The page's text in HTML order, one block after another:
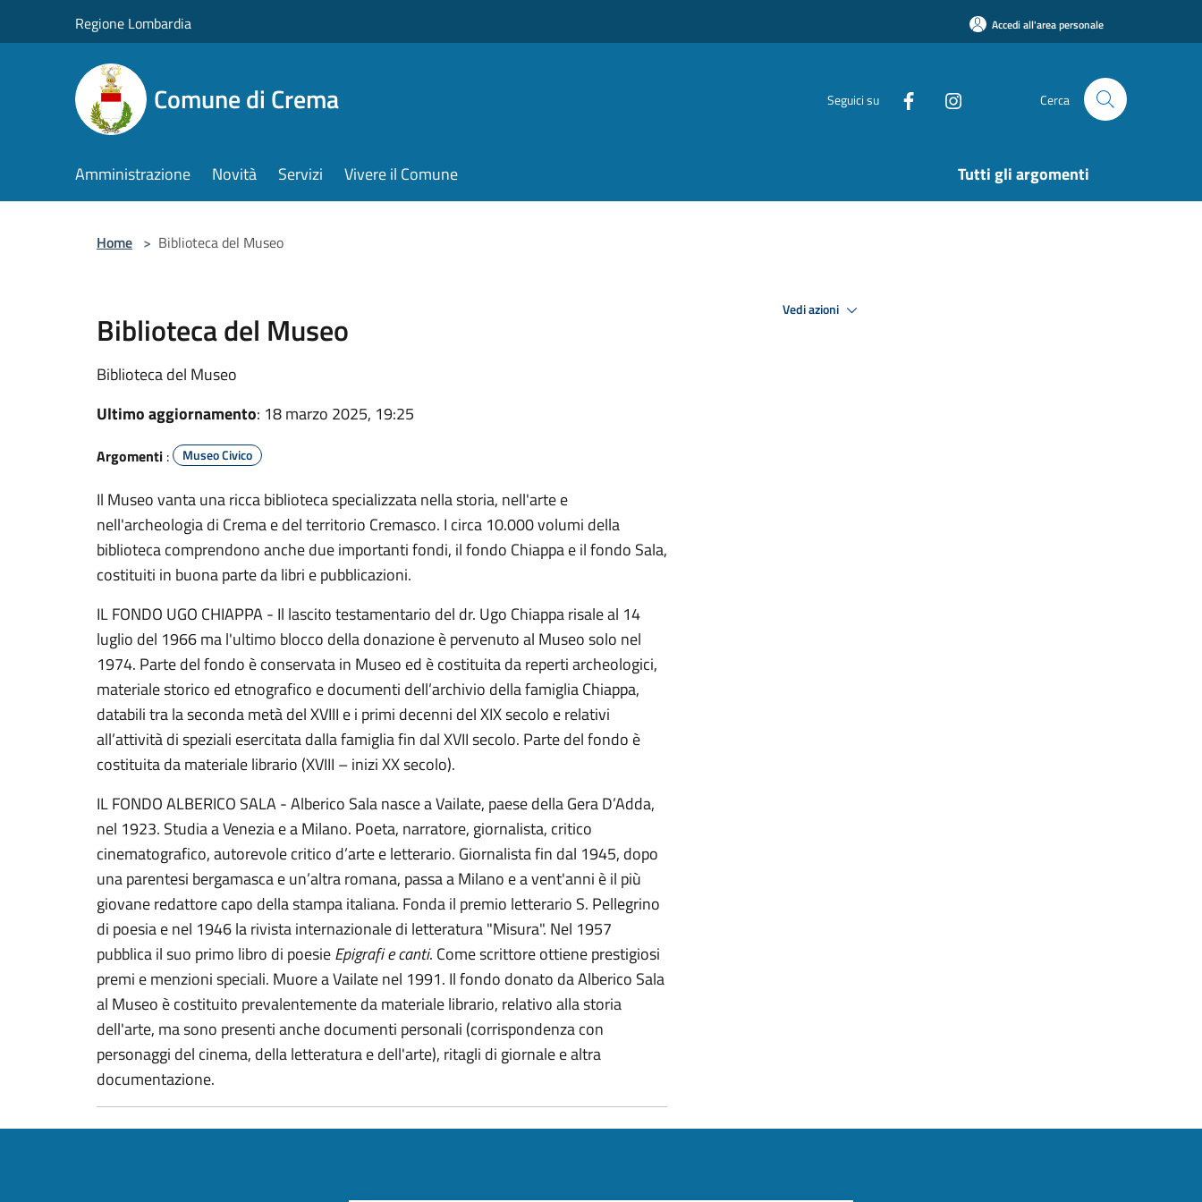
Regione Lombardia Accedi all'area personale
Comune di Crema Seguici su Cerca
Amministrazione Novità Servizi Vivere il Comune Tutti gli argomenti
Home > Biblioteca del Museo
Biblioteca del Museo
Biblioteca del Museo
Ultimo aggiornamento: 18 marzo 2025, 19:25
Argomenti : Museo Civico
Il Museo vanta una ricca biblioteca specializzata nella storia, nell'arte e
nell'archeologia di Crema e del territorio Cremasco. I circa 10.000 volumi della
biblioteca comprendono anche due importanti fondi, il fondo Chiappa e il fondo Sala,
costituiti in buona parte da libri e pubblicazioni.
IL FONDO UGO CHIAPPA - Il lascito testamentario del dr. Ugo Chiappa risale al 14
luglio del 1966 ma l'ultimo blocco della donazione è pervenuto al Museo solo nel
1974. Parte del fondo è conservata in Museo ed è costituita da reperti archeologici,
materiale storico ed etnografico e documenti dell’archivio della famiglia Chiappa,
databili tra la seconda metà del XVIII e i primi decenni del XIX secolo e relativi
all’attività di speziali esercitata dalla famiglia fin dal XVII secolo. Parte del fondo è
costituita da materiale librario (XVIII – inizi XX secolo).
IL FONDO ALBERICO SALA - Alberico Sala nasce a Vailate, paese della Gera D’Adda,
nel 1923. Studia a Venezia e a Milano. Poeta, narratore, giornalista, critico
cinematografico, autorevole critico d’arte e letterario. Giornalista fin dal 1945, dopo
una parentesi bergamasca e un’altra romana, passa a Milano e a vent'anni è il più
giovane redattore capo della stampa italiana. Fonda il premio letterario S. Pellegrino
di poesia e nel 1946 la rivista internazionale di letteratura "Misura". Nel 1957
pubblica il suo primo libro di poesieEpigrafi e canti. Come scrittore ottiene prestigiosi
premi e menzioni speciali. Muore a Vailate nel 1991. Il fondo donato da Alberico Sala
al Museo è costituito prevalentemente da materiale librario, relativo alla storia
dell'arte, ma sono presenti anche documenti personali (corrispondenza con
personaggi del cinema, della letteratura e dell'arte), ritagli di giornale e altra
documentazione.
Vedi azioni